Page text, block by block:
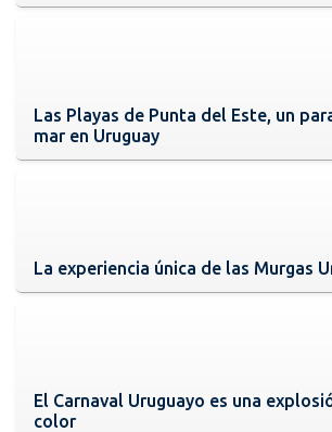
Las Playas de Punta del Este, un
mar en Uruguay
La experiencia única de las Murgas
El Carnaval Uruguayo es una
color